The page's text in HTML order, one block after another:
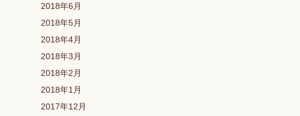
2018年6月
2018年5月
2018年4月
2018年3月
2018年2月
2018年1月
2017年12月